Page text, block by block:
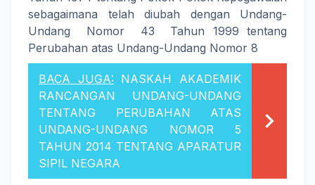
sebagaimana telah diubah dengan Undang-
Undang Nomor 43 Tahun 1999 tentang
Perubahan atas Undang-Undang Nomor 8
BACA JUGA: NASKAH AKADEMIK
RANCANGAN UNDANG-UNDANG
TENTANG PERUBAHAN ATAS
UNDANG-UNDANG NOMOR 5
TAHUN 2014 TENTANG APARATUR
SIPIL NEGARA